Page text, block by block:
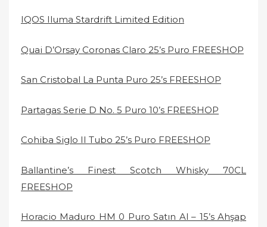
IQOS Iluma Stardrift Limited Edition
Quai D’Orsay Coronas Claro 25’s Puro FREESHOP
San Cristobal La Punta Puro 25’s FREESHOP
Partagas Serie D No. 5 Puro 10’s FREESHOP
Cohiba Siglo II Tubo 25’s Puro FREESHOP
Ballantine’s Finest Scotch Whisky 70CL
FREESHOP
Horacio Maduro HM 0 Puro Satın Al – 15’s Ahşap